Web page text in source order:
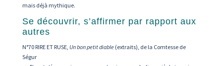
mais déjà mythique.
Se découvrir, s’affirmer par rapport aux
autres
N°70 RIRE ET RUSE, Un bon petit diable (extraits), de la Comtesse de
Ségur